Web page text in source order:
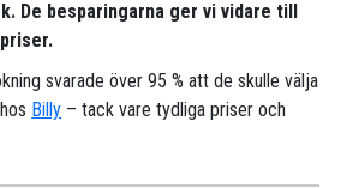
De besparingarna ger vi vidare till
svarade över 95 % att de skulle välja
Billy – tack vare tydliga priser och